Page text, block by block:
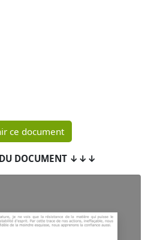
ce document
DOCUMENT ↓↓↓